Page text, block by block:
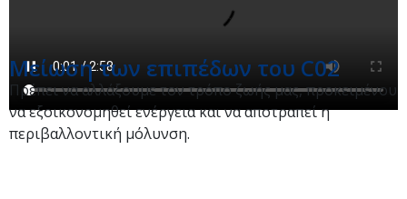
Μείωση των επιπέδων του C02
Πρέπει να αλλάξουμε τον τρόπο ζωής μας, προκειμένου
να εξοικονομηθεί ενέργεια και να αποτραπεί η
περιβαλλοντική μόλυνση.